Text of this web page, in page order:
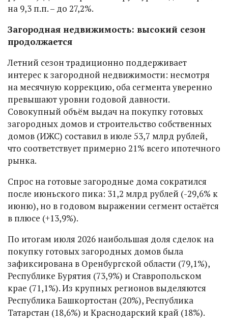
на 9,3 п.п. – до 27,2%.
Загородная недвижимость: высокий сезон
продолжается
Летний сезон традиционно поддерживает
интерес к загородной недвижимости: несмотря
на месячную коррекцию, оба сегмента уверенно
превышают уровни годовой давности.
Совокупный объём выдач на покупку готовых
загородных домов и строительство собственных
домов (ИЖС) составил в июле 53,7 млрд рублей,
что соответствует примерно 21% всего ипотечного
рынка.
Спрос на готовые загородные дома сократился
после июньского пика: 31,2 млрд рублей (-29,6% к
июню), но в годовом выражении сегмент остаётся
в плюсе (+13,9%).
По итогам июля 2026 наибольшая доля сделок на
покупку готовых загородных домов была
зафиксирована в Оренбургской области (79,1%),
Республике Бурятия (73,9%) и Ставропольском
крае (71,1%). Из крупных регионов выделяются
Республика Башкортостан (20%), Республика
Татарстан (18,6%) и Краснодарский край (18%).